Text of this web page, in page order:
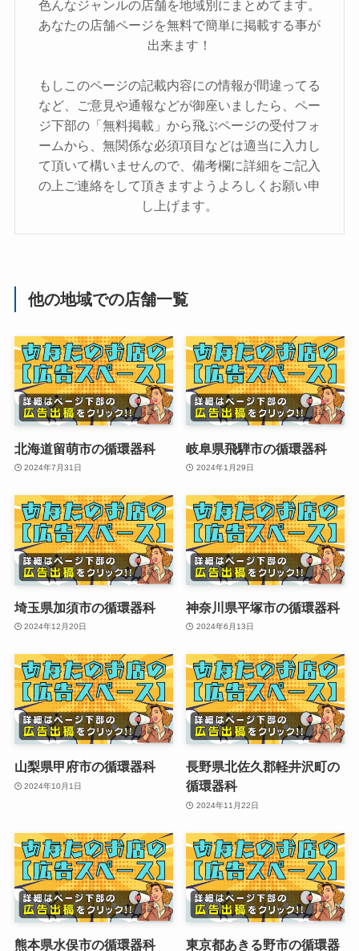
色んなジャンルの店舗を地域別にまとめてます。
あなたの店舗ページを無料で簡単に掲載する事が
出来ます！
もしこのページの記載内容にの情報が間違ってる
など、ご意見や通報などが御座いましたら、ペー
ジ下部の「無料掲載」から飛ぶページの受付フォ
ームから、無関係な必須項目などは適当に入力し
て頂いて構いませんので、備考欄に詳細をご記入
の上ご連絡をして頂きますようよろしくお願い申
し上げます。
他の地域での店舗一覧
北海道留萌市の循環器科
2024年7月31日
岐阜県飛騨市の循環器科
2024年1月29日
埼玉県加須市の循環器科
2024年12月20日
神奈川県平塚市の循環器科
2024年6月13日
山梨県甲府市の循環器科
2024年10月1日
長野県北佐久郡軽井沢町の
循環器科
2024年11月22日
熊本県水俣市の循環器科 東京都あきる野市の循環器